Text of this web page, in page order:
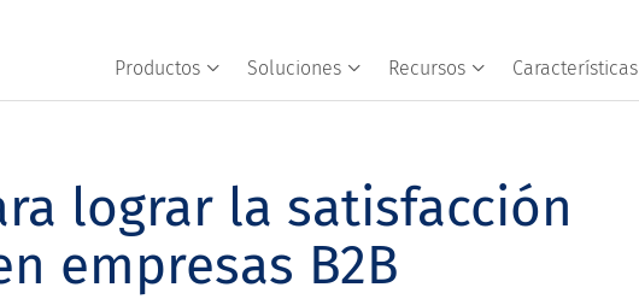
Productos Soluciones Recursos Características
lograr la satisfacción
empresas B2B